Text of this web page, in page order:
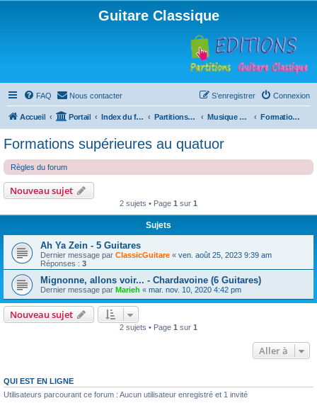
Guitare Classique
FAQ Nous contacter Connexion
S’enregistrer
Accueil Portail Index du forum Partitions pour guitare en libre téléchargement Musique d'ensemble Formations supérieures au quatuor
Formations supérieures au quatuor
Règles du forum
Nouveau sujet
2 sujets • Page 1 sur 1
Sujets
Ah Ya Zein - 5 Guitares
Dernier message par ClassicGuitare « ven. août 25, 2023 9:39 am
Réponses : 3
Mignonne, allons voir... - Chardavoine (6 Guitares)
Dernier message par Marieh « mar. nov. 10, 2020 4:42 pm
Nouveau sujet
2 sujets • Page 1 sur 1
Aller à
QUI EST EN LIGNE
Utilisateurs parcourant ce forum : Aucun utilisateur enregistré et 1 invité